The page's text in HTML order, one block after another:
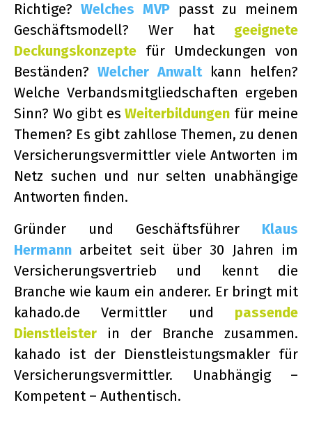
Richtige? Welches MVP passt zu meinem
Geschäftsmodell? Wer hat
geeignete
Deckungskonzepte für Umdeckungen von
Beständen? Welcher Anwalt kann helfen?
Welche Verbandsmitgliedschaften ergeben
Sinn? Wo gibt es Weiterbildungen für meine
Themen? Es gibt zahllose Themen, zu denen
Versicherungsvermittler viele Antworten im
Netz suchen und nur selten unabhängige
Antworten finden.
Gründer und Geschäftsführer
Klaus
Hermann arbeitet seit über 30 Jahren im
Versicherungsvertrieb und kennt die
Branche wie kaum ein anderer. Er bringt mit
kahado.de Vermittler und
passende
Dienstleister
in der Branche zusammen.
kahado ist der Dienstleistungsmakler für
Versicherungsvermittler. Unabhängig –
Kompetent – ​​​​Authentisch.